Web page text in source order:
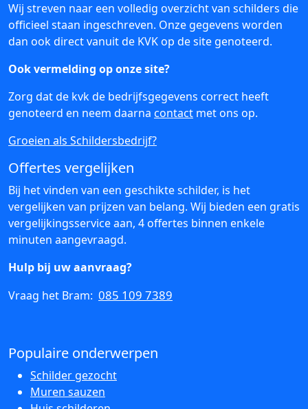
Wij streven naar een volledig overzicht van schilders die
officieel staan ingeschreven. Onze gegevens worden
dan ook direct vanuit de KVK op de site genoteerd.
Ook vermelding op onze site?
Zorg dat de kvk de bedrijfsgegevens correct heeft
genoteerd en neem daarna contact met ons op.
Groeien als Schildersbedrijf?
Offertes vergelijken
Bij het vinden van een geschikte schilder, is het
vergelijken van prijzen van belang. Wij bieden een gratis
vergelijkingsservice aan, 4 offertes binnen enkele
minuten aangevraagd.
Hulp bij uw aanvraag?
Vraag het Bram: 085 109 7389
Populaire onderwerpen
Schilder gezocht
Muren sauzen